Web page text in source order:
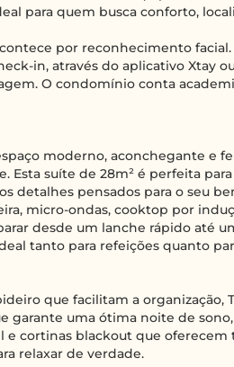
para quem busca conforto,
por reconhecimento
in, através do aplicativo Xtay
O condomínio conta
moderno, aconchegante e
Esta suíte de 28m² é perfeita
detalhes pensados para o seu
micro-ondas, cooktop por
desde um lanche rápido até
tanto para refeições quanto
que facilitam a organização,
garante uma ótima noite de
e cortinas blackout que oferecem
relaxar de verdade.